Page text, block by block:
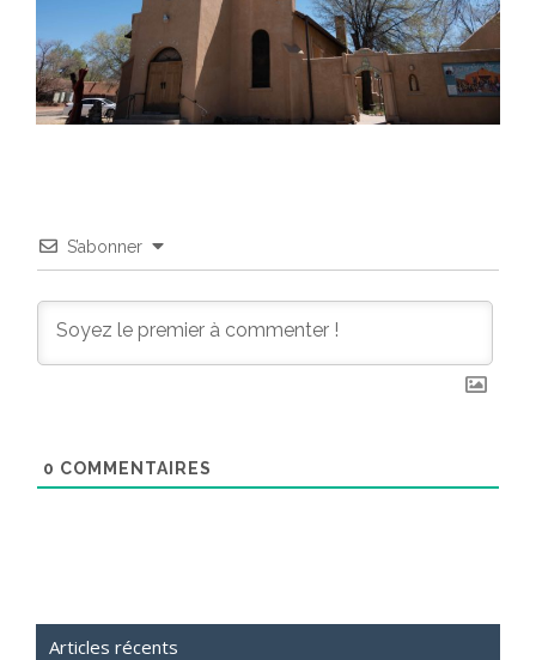
S’abonner
0 COMMENTAIRES
Articles récents